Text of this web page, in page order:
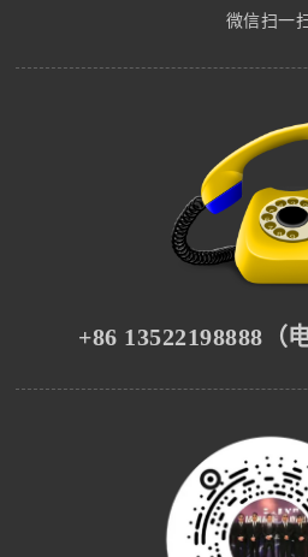
微信扫一
+86 13522198888（